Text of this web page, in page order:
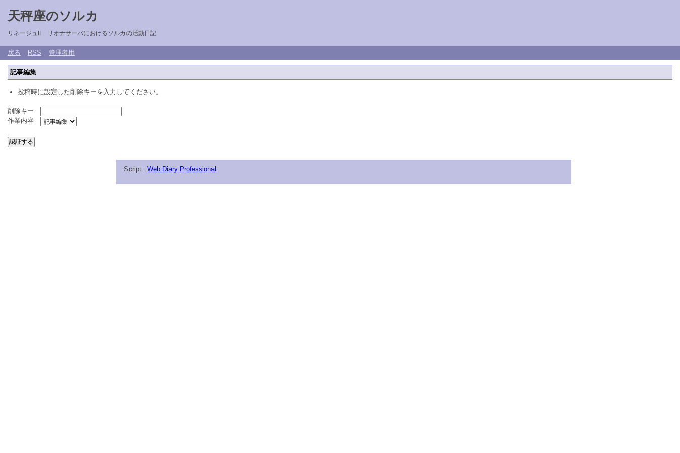
天秤座のソルカ
リネージュII リオナサーバにおけるソルカの活動日記
戻る RSS 管理者用
記事編集
投稿時に設定した削除キーを入力してください。
削除キー
作業内容
Script : Web Diary Professional